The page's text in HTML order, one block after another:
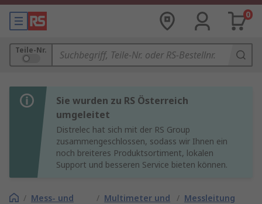
0
Teile-Nr.
Sie wurden zu RS Österreich
umgeleitet
Distrelec hat sich mit der RS Group
zusammengeschlossen, sodass wir Ihnen ein
noch breiteres Produktsortiment, lokalen
Support und besseren Service bieten können.
/ Mess- und
/ Multimeter und
/ Messleitung